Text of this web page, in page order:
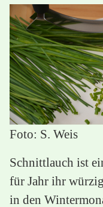
Foto: S. Weis
Schnittlauch ist
für Jahr ihr
in den